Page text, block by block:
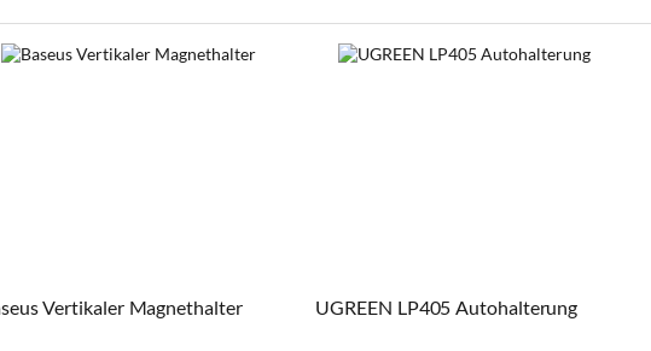
Vertikaler Magnethalter UGREEN LP405 Autohalterung